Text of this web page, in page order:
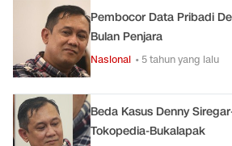
Pembocor Data Pribadi
Bulan Penjara
Nasional • 5 tahun yang lalu
Beda Kasus Denny
Tokopedia-Bukalapak